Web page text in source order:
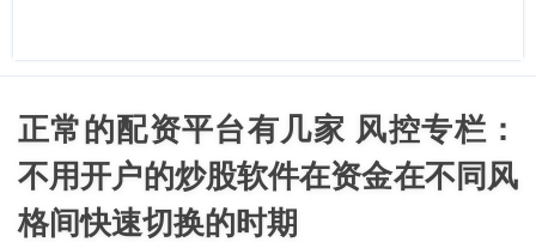
正常的配资平台有几家 风控专栏：
不用开户的炒股软件在资金在不同风
格间快速切换的时期